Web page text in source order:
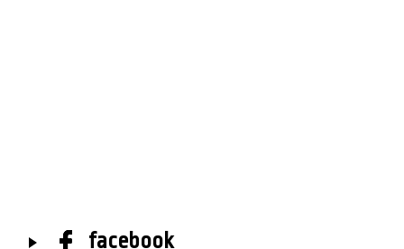
facebook